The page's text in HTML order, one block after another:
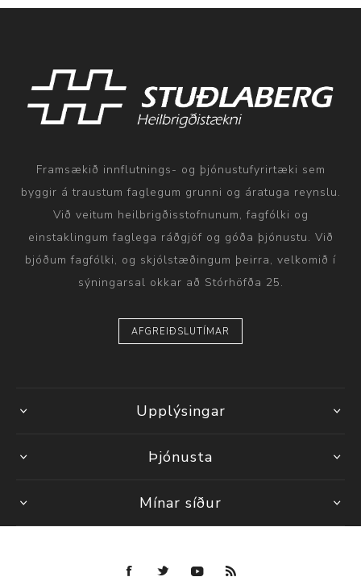
Framsækið innflutnings- og þjónustufyrirtæki sem
byggir á traustum faglegum grunni og áratuga reynslu.
Við veitum heilbrigðisstofnunum, fagfólki og
einstaklingum faglega ráðgjöf og góða þjónustu. Við
bjóðum fagfólki, og skjólstæðingum þeirra, velkomið í
sýningarsal okkar að Stórhöfða 25.
AFGREIÐSLUTÍMAR
Upplýsingar
Þjónusta
Mínar síður